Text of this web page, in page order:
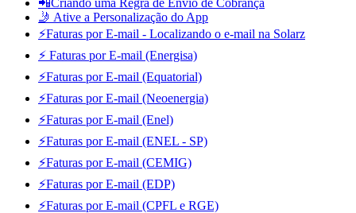
📲Criando uma Regra de Envio de Cobrança
🤳 Ative a Personalização do App
⚡Faturas por E-mail - Localizando o e-mail na Solarz
⚡ Faturas por E-mail (Energisa)
⚡Faturas por E-mail (Equatorial)
⚡Faturas por E-mail (Neoenergia)
⚡Faturas por E-mail (Enel)
⚡Faturas por E-mail (ENEL - SP)
⚡Faturas por E-mail (CEMIG)
⚡Faturas por E-mail (EDP)
⚡Faturas por E-mail (CPFL e RGE)